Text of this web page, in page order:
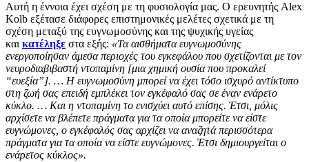
Αυτή η έννοια έχει σχέση με τη φυσιολογία μας. Ο ερευνητής Alex
Kolb εξέτασε διάφορες επιστημονικές μελέτες σχετικά με τη
σχέση μεταξύ της ευγνωμοσύνης και της ψυχικής υγείας
και κατέληξε στα εξής: «Τα αισθήματα ευγνωμοσύνης
ενεργοποίησαν άμεσα περιοχές του εγκεφάλου που σχετίζονται με τον
νευροδιαβιβαστή ντοπαμίνη [μια χημική ουσία που προκαλεί
“ευεξία”]. … Η ευγνωμοσύνη μπορεί να έχει τόσο ισχυρό αντίκτυπο
στη ζωή σας επειδή εμπλέκει τον εγκέφαλό σας σε έναν ενάρετο
κύκλο. … Και η ντοπαμίνη το ενισχύει αυτό επίσης. Έτσι, μόλις
αρχίσετε να βλέπετε πράγματα για τα οποία μπορείτε να είστε
ευγνώμονες, ο εγκέφαλός σας αρχίζει να αναζητά περισσότερα
πράγματα για τα οποία να είστε ευγνώμονες. Έτσι δημιουργείται ο
ενάρετος κύκλος».